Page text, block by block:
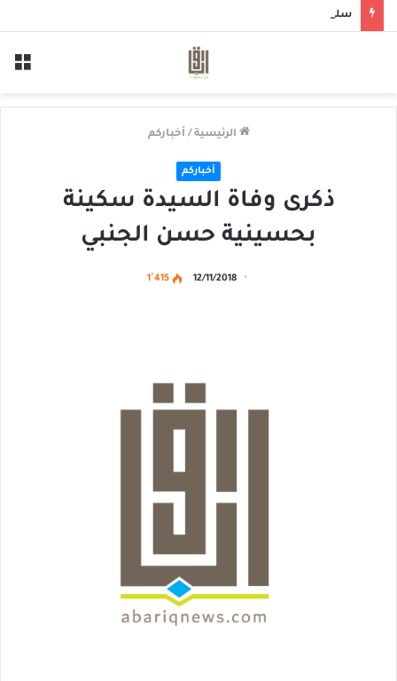
سلم لمن سالمكم
الرئيسية / أخباركم
أخباركم
ذكرى وفاة السيدة سكينة
بحسينية حسن الجنبي
12/11/2018 1٬415